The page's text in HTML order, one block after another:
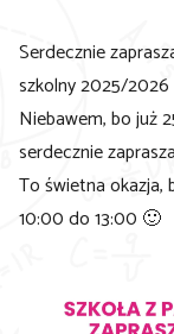
Serdecznie
szkolny 2025/2026
Niebawem, bo już
serdecznie
To świetna okazja,
10:00 do 13:00 🙂